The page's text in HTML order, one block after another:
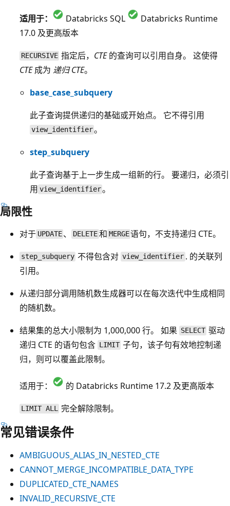
适用于： Databricks SQL
Databricks Runtime
17.0 及更高版本
RECURSIVE 指定后， CTE的查询可以引用自身。 这使得
CTE成为 递归 CTE。
base_case_subquery
此子查询提供递归的基础或开始点。 它不得引用
view_identifier。
step_subquery
此子查询基于上一步生成一组新的行。 要递归，必须引
用 view_identifier。
局限性
对于 UPDATE 、 DELETE和 MERGE语句，不支持递归 CTE。
step_subquery 不得包含对 view_identifier . 的关联列
引用。
从递归部分调用随机数生成器可以在每次迭代中生成相同
的随机数。
结果集的总大小限制为 1,000,000 行。 如果 SELECT 驱动
递归 CTE 的语句包含 LIMIT 子句，该子句有效地控制递
归，则可以覆盖此限制。
适用于： 的 Databricks Runtime 17.2 及更高版本
LIMIT ALL 完全解除限制。
常见错误条件
AMBIGUOUS_ALIAS_IN_NESTED_CTE
CANNOT_MERGE_INCOMPATIBLE_DATA_TYPE
DUPLICATED_CTE_NAMES
INVALID_RECURSIVE_CTE